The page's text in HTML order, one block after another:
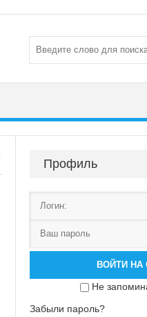
Профиль
ВОЙТИ НА
Не
Забыли пароль?